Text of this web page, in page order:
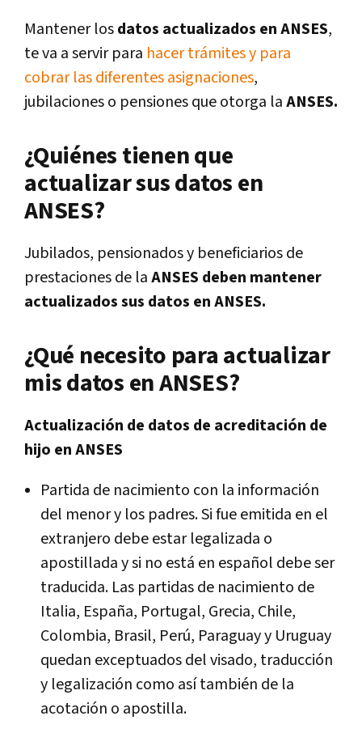
Mantener losdatos actualizados en ANSES,
te va a servir para hacer trámites y para
cobrar las diferentes asignaciones,
jubilaciones o pensiones que otorga laANSES.
¿Quiénes tienen que
actualizar sus datos en
ANSES?
Jubilados, pensionados y beneficiarios de
prestaciones de laANSES deben mantener
actualizados sus datos en ANSES.
¿Qué necesito para actualizar
mis datos en ANSES?
Actualización de datos de acreditación de
hijo en ANSES
Partida de nacimiento con la información
del menor y los padres. Si fue emitida en el
extranjero debe estar legalizada o
apostillada y si no está en español debe ser
traducida. Las partidas de nacimiento de
Italia, España, Portugal, Grecia, Chile,
Colombia, Brasil, Perú, Paraguay y Uruguay
quedan exceptuados del visado, traducción
y legalización como así también de la
acotación o apostilla.